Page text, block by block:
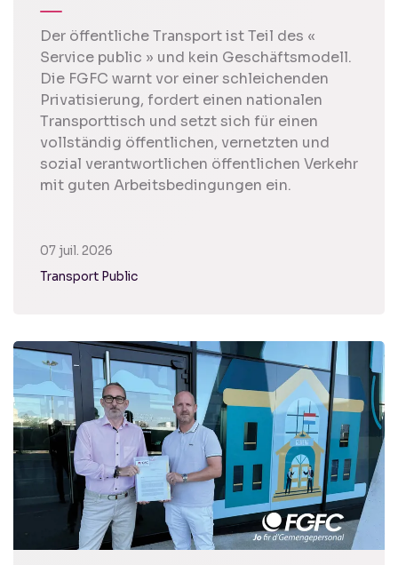
Der öffentliche Transport ist Teil des «
Service public » und kein Geschäftsmodell.
Die FGFC warnt vor einer schleichenden
Privatisierung, fordert einen nationalen
Transporttisch und setzt sich für einen
vollständig öffentlichen, vernetzten und
sozial verantwortlichen öffentlichen Verkehr
mit guten Arbeitsbedingungen ein.
07 juil. 2026
Transport Public